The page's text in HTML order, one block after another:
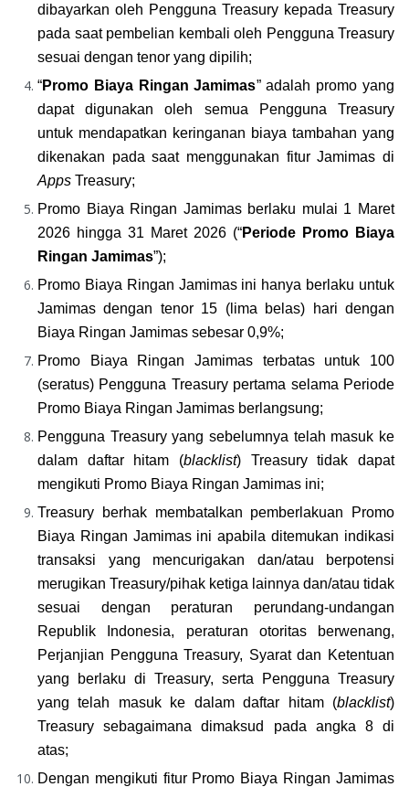
dibayarkan oleh Pengguna Treasury kepada Treasury
pada saat pembelian kembali oleh Pengguna Treasury
sesuai dengan tenor yang dipilih;
“Promo Biaya Ringan Jamimas” adalah promo yang
dapat digunakan oleh semua Pengguna Treasury
untuk mendapatkan keringanan biaya tambahan yang
Apps Treasury;
Promo Biaya Ringan Jamimas berlaku mulai 1 Maret
2026 hingga 31 Maret 2026 (“Periode Promo Biaya
Ringan Jamimas”);
Promo Biaya Ringan Jamimas ini hanya berlaku untuk
Jamimas dengan tenor 15 (lima belas) hari dengan
Biaya Ringan Jamimas sebesar 0,9%;
Promo Biaya Ringan Jamimas terbatas untuk 100
(seratus) Pengguna Treasury pertama selama Periode
Promo Biaya Ringan Jamimas berlangsung;
Pengguna Treasury yang sebelumnya telah masuk ke
dalam daftar hitam (blacklist) Treasury tidak dapat
mengikuti Promo Biaya Ringan Jamimas ini;
Treasury berhak membatalkan pemberlakuan Promo
Biaya Ringan Jamimas ini apabila ditemukan indikasi
transaksi yang mencurigakan dan/atau berpotensi
merugikan Treasury/pihak ketiga lainnya dan/atau tidak
sesuai dengan peraturan perundang-undangan
Republik Indonesia, peraturan otoritas berwenang,
Perjanjian Pengguna Treasury, Syarat dan Ketentuan
yang berlaku di Treasury, serta Pengguna Treasury
yang telah masuk ke dalam daftar hitam (blacklist)
Treasury sebagaimana dimaksud pada angka 8 di
atas;
Dengan mengikuti fitur Promo Biaya Ringan Jamimas